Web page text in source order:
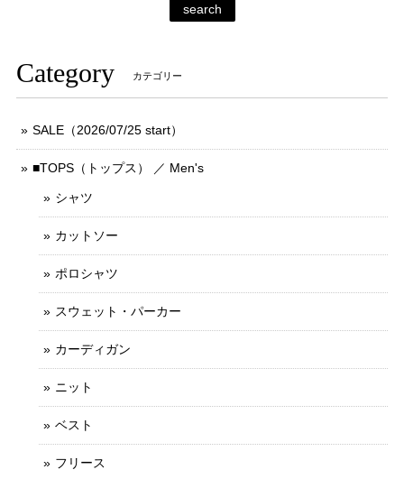
search
Category カテゴリー
SALE（2026/07/25 start）
■TOPS（トップス） ／ Men's
シャツ
カットソー
ポロシャツ
スウェット・パーカー
カーディガン
ニット
ベスト
フリース